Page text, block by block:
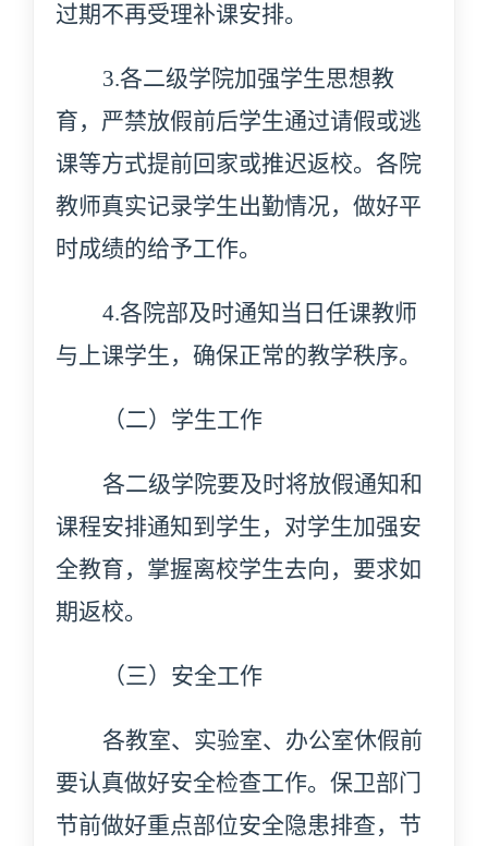
过期不再受理补课安排。
3.各二级学院加强学生思想教
育， 严禁放假前后学生通过请假或逃
课等方式提前回家或推迟返校。各院
教师真实记录学生出勤情况，做好平
时成绩的给予工作。
4.各院部及时通知当日任课教师
与上课学生，确保正常的教学秩序。
（二）学生工作
各二级学院要及时将放假通知和
课程安排通知到学生，对学生加强安
全教育，掌握离校学生去向，要求如
期返校。
（三）安全工作
各教室、实验室、办公室休假前
要认真做好安全检查工作。保卫部门
节前做好重点部位安全隐患排查，节